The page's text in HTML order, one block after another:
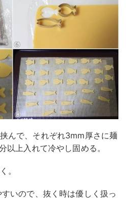
で、それぞれ3mm厚さに麺
以上入れて冷やし固める。
。
いので、抜く時は優しく扱っ